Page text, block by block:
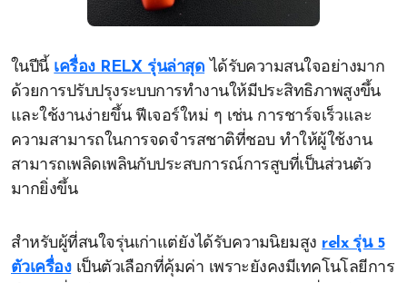
ในปีนี้ เครื่อง RELX รุ่นล่าสุด ได้รับความสนใจอย่างมาก
ด้วยการปรับปรุงระบบการทำงานให้มีประสิทธิภาพสูงขึ้น
และใช้งานง่ายขึ้น ฟีเจอร์ใหม่ ๆ เช่น การชาร์จเร็วและ
ความสามารถในการจดจำรสชาติที่ชอบ ทำให้ผู้ใช้งาน
สามารถเพลิดเพลินกับประสบการณ์การสูบที่เป็นส่วนตัว
มากยิ่งขึ้น
สำหรับผู้ที่สนใจรุ่นเก่าแต่ยังได้รับความนิยมสูง relx รุ่น 5
ตัวเครื่องเป็นตัวเลือกที่คุ้มค่า เพราะยังคงมีเทคโนโลยีการ